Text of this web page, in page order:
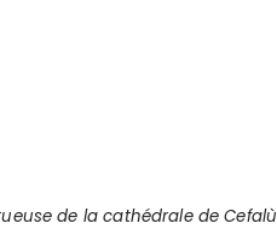
de la cathédrale de Cefalù